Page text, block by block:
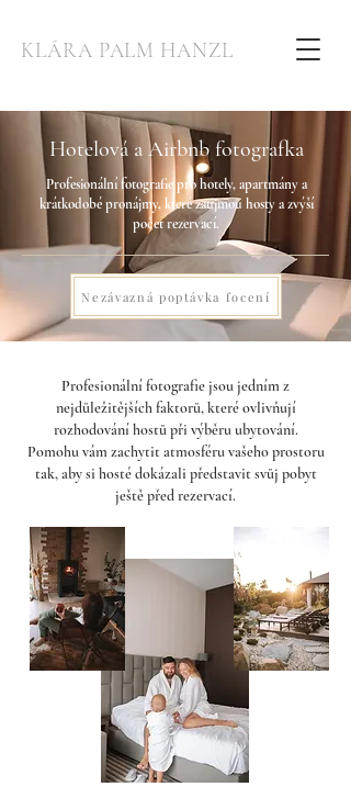
KLÁRA PALM HANZL
Hotelová a Airbnb fotografka
Profesionální fotografie pro hotely, apartmány a
krátkodobé pronájmy, které zaujmou hosty a zvýší
počet rezervací.
Nezávazná poptávka focení
Profesionální fotografie jsou jedním z
nejdůležitějších faktorů, které ovlivňují
rozhodování hostů při výběru ubytování.
Pomohu vám zachytit atmosféru vašeho prostoru
tak, aby si hosté dokázali představit svůj pobyt
ještě před rezervací.